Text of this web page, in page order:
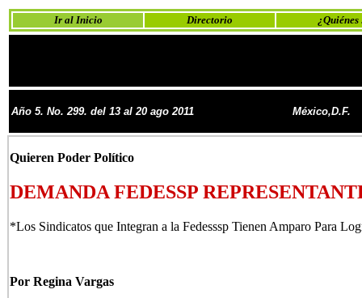
Ir al Inicio Directorio ¿Quiénes
Año 5. No. 299. del 13 al 20 ago 2011 México,D.F.
Quieren Poder Político
DEMANDA FEDESSP
*Los Sindicatos que Integran a la Fedesssp Tienen Amparo Para
Por Regina Vargas